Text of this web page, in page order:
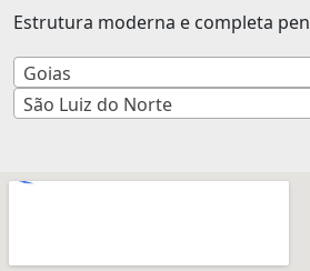
Estrutura moderna e completa
Goias
São Luiz do Norte